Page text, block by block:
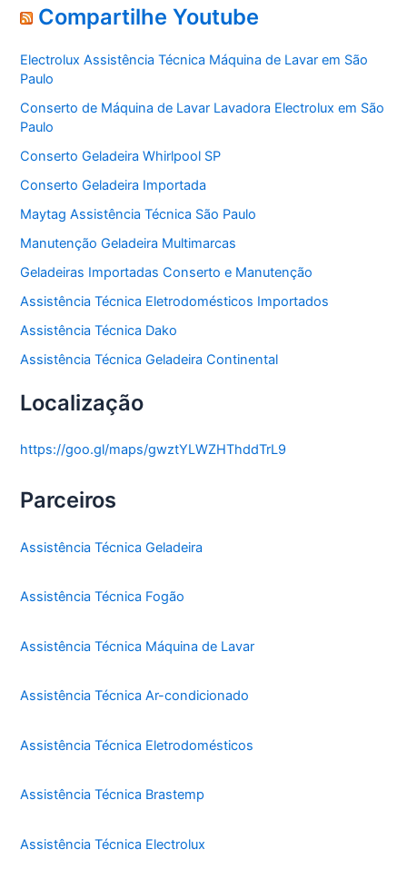
e
g
r
i
a
s
Compartilhe Youtube
Electrolux Assistência Técnica Máquina de Lavar em São
Paulo
Conserto de Máquina de Lavar Lavadora Electrolux em São
Paulo
Conserto Geladeira Whirlpool SP
Conserto Geladeira Importada
Maytag Assistência Técnica São Paulo
Manutenção Geladeira Multimarcas
Geladeiras Importadas Conserto e Manutenção
Assistência Técnica Eletrodomésticos Importados
Assistência Técnica Dako
Assistência Técnica Geladeira Continental
Localização
https://goo.gl/maps/gwztYLWZHThddTrL9
Parceiros
Assistência Técnica Geladeira
Assistência Técnica Fogão
Assistência Técnica Máquina de Lavar
Assistência Técnica Ar-condicionado
Assistência Técnica Eletrodomésticos
Assistência Técnica Brastemp
Assistência Técnica Electrolux